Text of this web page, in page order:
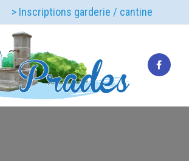
> Inscriptions garderie / cantine